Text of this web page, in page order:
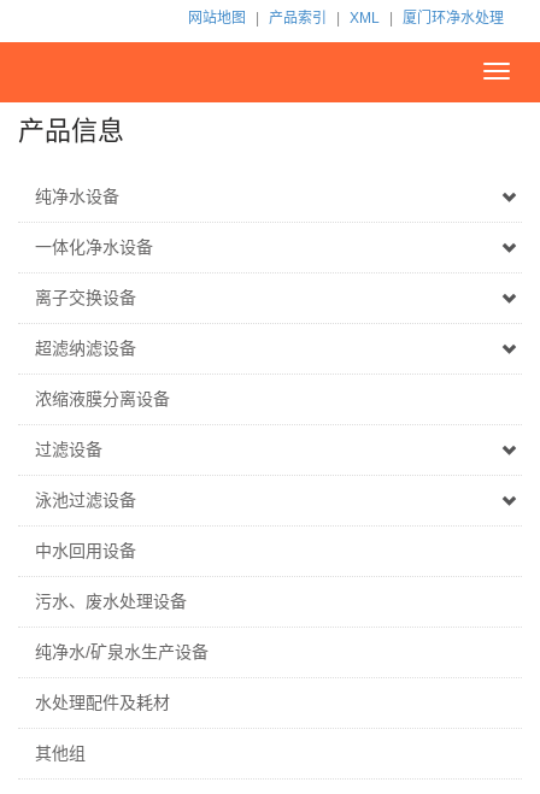
网站地图 产品索引 XML 厦门环净水处理
产品信息
纯净水设备
一体化净水设备
离子交换设备
超滤纳滤设备
浓缩液膜分离设备
过滤设备
泳池过滤设备
中水回用设备
污水、废水处理设备
纯净水/矿泉水生产设备
水处理配件及耗材
其他组